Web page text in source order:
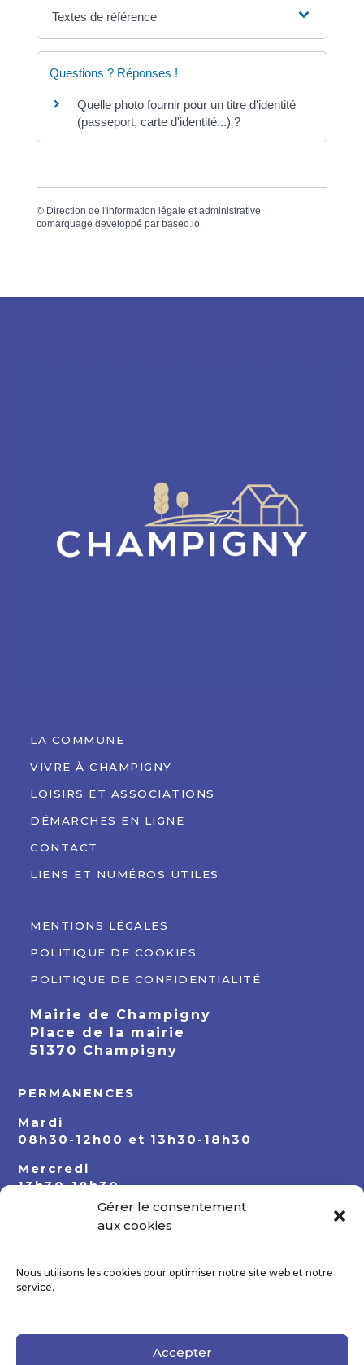
Gérer le consentement
aux cookies
Nous utilisons les cookies pour optimiser notre site web et notre
service.
Accepter
Textes de référence
Questions ? Réponses !
Quelle photo fournir pour un titre d'identité
(passeport, carte d'identité...) ?
© Direction de l'information légale et administrative
comarquage developpé par baseo.io
LA COMMUNE
VIVRE À CHAMPIGNY
LOISIRS ET ASSOCIATIONS
DÉMARCHES EN LIGNE
CONTACT
LIENS ET NUMÉROS UTILES
MENTIONS LÉGALES
POLITIQUE DE COOKIES
POLITIQUE DE CONFIDENTIALITÉ
Mairie de Champigny
Place de la mairie
51370 Champigny
PERMANENCES
Mardi
08h30-12h00 et 13h30-18h30
Mercredi
13h30-18h30
08h30-12h00 et 13h30-18h30